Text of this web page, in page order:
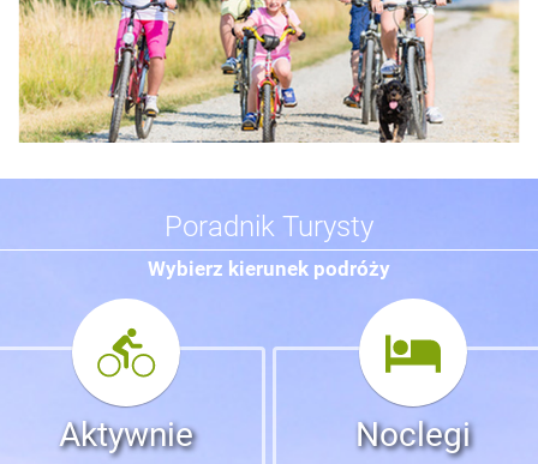
Poradnik Turysty
Wybierz kierunek podróży
Aktywnie Noclegi